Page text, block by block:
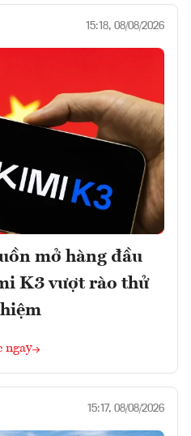
15:18, 08/08/2026
mở hàng đầu
K3 vượt rào thử
ngay
15:17, 08/08/2026